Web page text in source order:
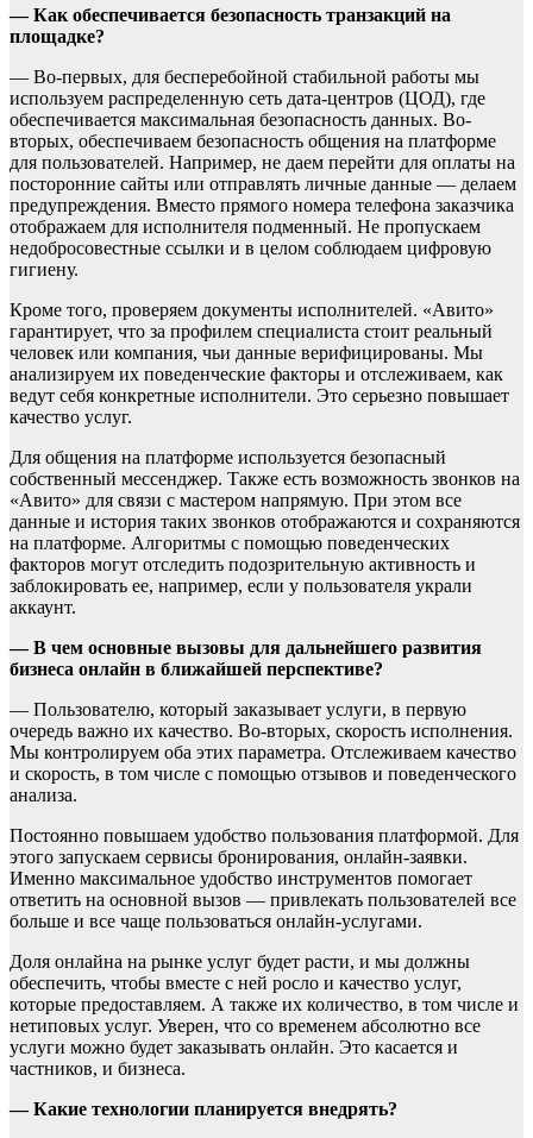
— Как обеспечивается безопасность транзакций на
площадке?
— Во-первых, для бесперебойной стабильной работы мы
используем распределенную сеть дата-центров (ЦОД), где
обеспечивается максимальная безопасность данных. Во-
вторых, обеспечиваем безопасность общения на платформе
для пользователей. Например, не даем перейти для оплаты на
посторонние сайты или отправлять личные данные — делаем
предупреждения. Вместо прямого номера телефона заказчика
отображаем для исполнителя подменный. Не пропускаем
недобросовестные ссылки и в целом соблюдаем цифровую
гигиену.
Кроме того, проверяем документы исполнителей. «Авито»
гарантирует, что за профилем специалиста стоит реальный
человек или компания, чьи данные верифицированы. Мы
анализируем их поведенческие факторы и отслеживаем, как
ведут себя конкретные исполнители. Это серьезно повышает
качество услуг.
Для общения на платформе используется безопасный
собственный мессенджер. Также есть возможность звонков на
«Авито» для связи с мастером напрямую. При этом все
данные и история таких звонков отображаются и сохраняются
на платформе. Алгоритмы с помощью поведенческих
факторов могут отследить подозрительную активность и
заблокировать ее, например, если у пользователя украли
аккаунт.
— В чем основные вызовы для дальнейшего развития
бизнеса онлайн в ближайшей перспективе?
— Пользователю, который заказывает услуги, в первую
очередь важно их качество. Во-вторых, скорость исполнения.
Мы контролируем оба этих параметра. Отслеживаем качество
и скорость, в том числе с помощью отзывов и поведенческого
анализа.
Постоянно повышаем удобство пользования платформой. Для
этого запускаем сервисы бронирования, онлайн-заявки.
Именно максимальное удобство инструментов помогает
ответить на основной вызов — привлекать пользователей все
больше и все чаще пользоваться онлайн-услугами.
Доля онлайна на рынке услуг будет расти, и мы должны
обеспечить, чтобы вместе с ней росло и качество услуг,
которые предоставляем. А также их количество, в том числе и
нетиповых услуг. Уверен, что со временем абсолютно все
услуги можно будет заказывать онлайн. Это касается и
частников, и бизнеса.
— Какие технологии планируется внедрять?